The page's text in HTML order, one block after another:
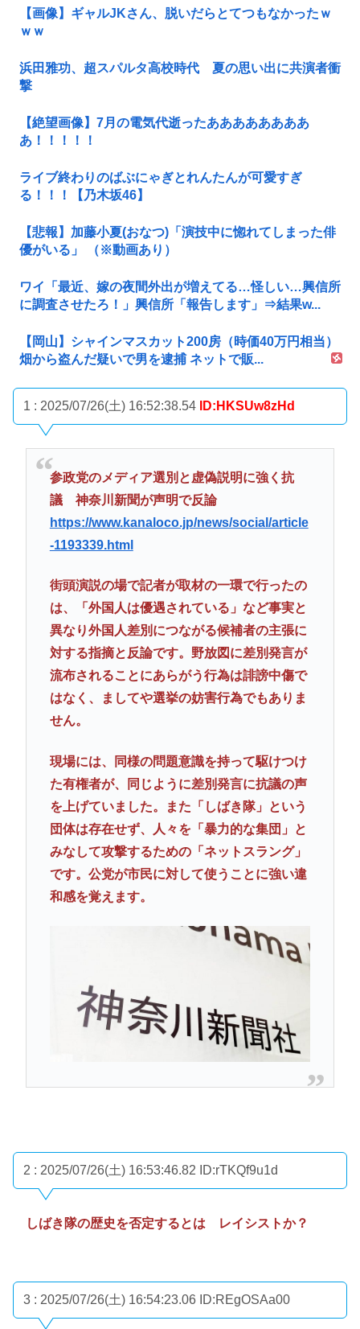
【画像】ギャルJKさん、脱いだらとてつもなかったｗ
ｗｗ
浜田雅功、超スパルタ高校時代 夏の思い出に共演者衝
撃
【絶望画像】7月の電気代逝ったああああああああ
あ！！！！！
ライブ終わりのばぶにゃぎとれんたんが可愛すぎ
る！！！【乃木坂46】
【悲報】加藤小夏(おなつ)「演技中に惚れてしまった俳
優がいる」 （※動画あり）
ワイ「最近、嫁の夜間外出が増えてる…怪しい…興信所
に調査させたろ！」興信所「報告します」⇒結果w...
【岡山】シャインマスカット200房（時価40万円相当）
畑から盗んだ疑いで男を逮捕 ネットで販...
1 : 2025/07/26(土) 16:52:38.54 ID:HKSUw8zHd
参政党のメディア選別と虚偽説明に強く抗
議 神奈川新聞が声明で反論
https://www.kanaloco.jp/news/social/article
-1193339.html
街頭演説の場で記者が取材の一環で行ったの
は、「外国人は優遇されている」など事実と
異なり外国人差別につながる候補者の主張に
対する指摘と反論です。野放図に差別発言が
流布されることにあらがう行為は誹謗中傷で
はなく、ましてや選挙の妨害行為でもありま
せん。
現場には、同様の問題意識を持って駆けつけ
た有権者が、同じように差別発言に抗議の声
を上げていました。また「しばき隊」という
団体は存在せず、人々を「暴力的な集団」と
みなして攻撃するための「ネットスラング」
です。公党が市民に対して使うことに強い違
和感を覚えます。
2 : 2025/07/26(土) 16:53:46.82 ID:rTKQf9u1d
しばき隊の歴史を否定するとは レイシストか？
3 : 2025/07/26(土) 16:54:23.06 ID:REgOSAa00